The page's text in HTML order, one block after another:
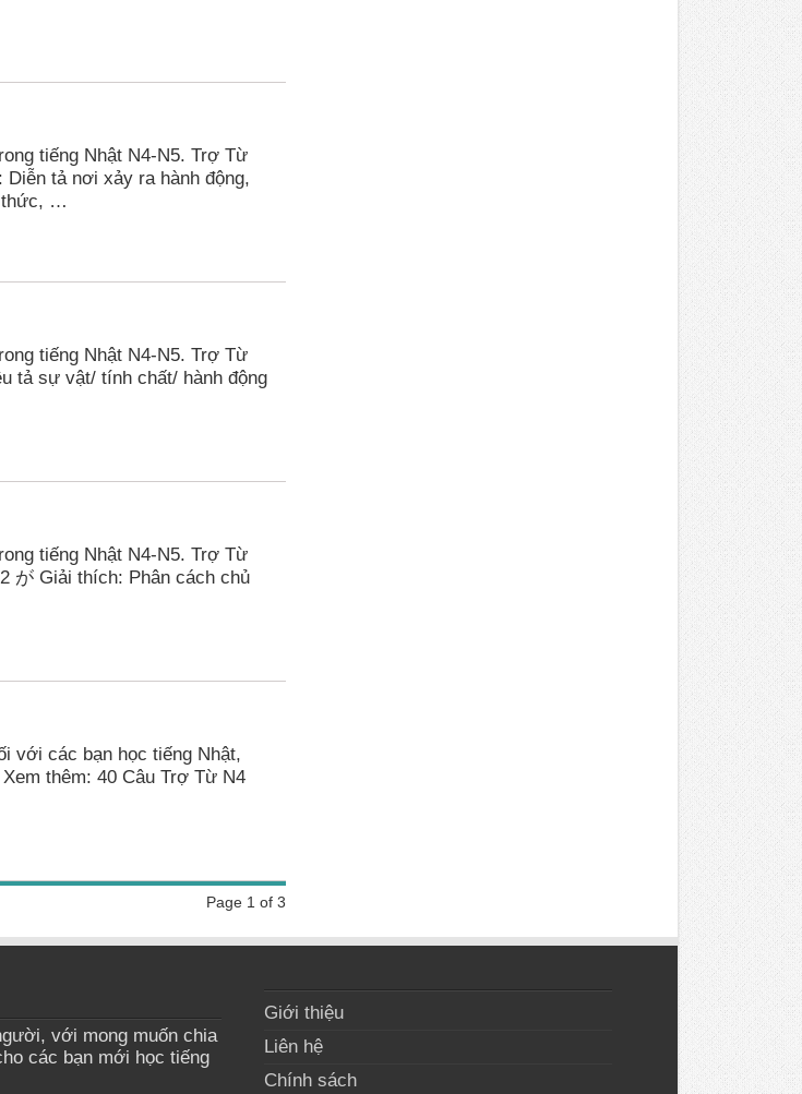
tiếng Nhật N4-N5. Trợ Từ
tả nơi xảy ra hành động,
thức, …
tiếng Nhật N4-N5. Trợ Từ
tả sự vật/ tính chất/ hành động
tiếng Nhật N4-N5. Trợ Từ
が Giải thích: Phân cách chủ
với các bạn học tiếng Nhật,
thêm: 40 Câu Trợ Từ N4
Page 1 of 3
với mong muốn chia
các bạn mới học tiếng
Giới thiệu
Liên hệ
Chính sách